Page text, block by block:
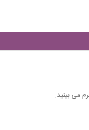
می بینید.